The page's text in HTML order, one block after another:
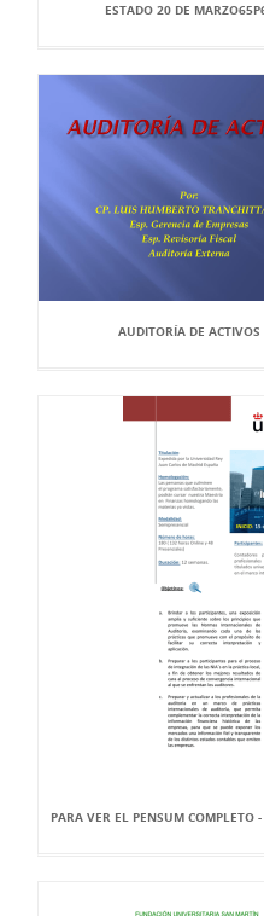
ESTADO 20 DE
AUDITORÍA DE ACTIVOS
PARA VER EL PENSUM COMPLETO